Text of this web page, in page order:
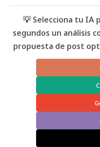
💡 Selecciona tu IA
segundos un análisis
propuesta de post